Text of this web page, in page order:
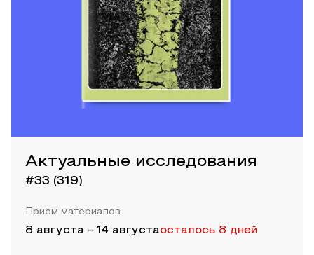
Актуальные исследования
#33 (319)
Прием материалов
8 августа - 14 августаосталось 8 дней